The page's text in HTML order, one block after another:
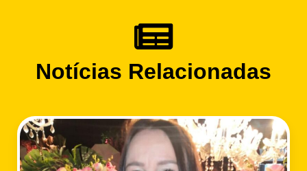
Notícias Relacionadas